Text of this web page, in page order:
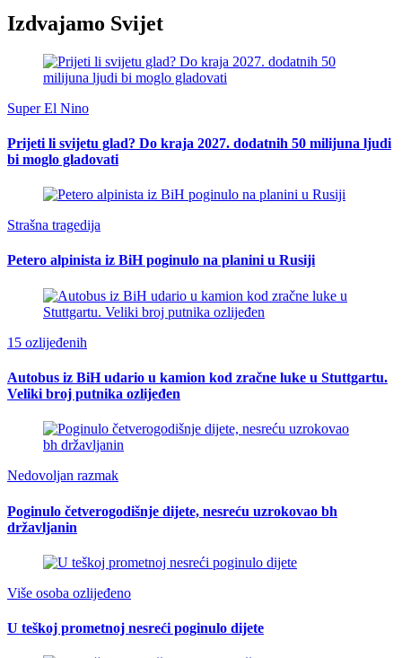
Izdvajamo Svijet
Super El Nino
Prijeti li svijetu glad? Do kraja 2027. dodatnih 50 milijuna ljudi
bi moglo gladovati
Strašna tragedija
Petero alpinista iz BiH poginulo na planini u Rusiji
15 ozlijeđenih
Autobus iz BiH udario u kamion kod zračne luke u Stuttgartu.
Veliki broj putnika ozlijeđen
Nedovoljan razmak
Poginulo četverogodišnje dijete, nesreću uzrokovao bh
državljanin
Više osoba ozlijeđeno
U teškoj prometnoj nesreći poginulo dijete